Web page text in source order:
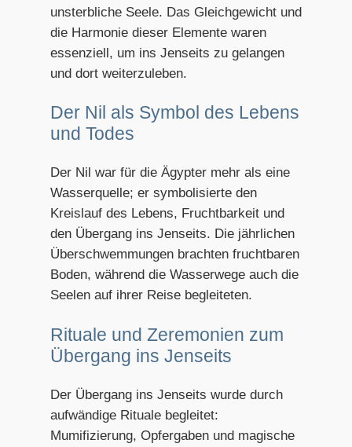
unsterbliche Seele. Das Gleichgewicht und
die Harmonie dieser Elemente waren
essenziell, um ins Jenseits zu gelangen
und dort weiterzuleben.
Der Nil als Symbol des Lebens
und Todes
Der Nil war für die Ägypter mehr als eine
Wasserquelle; er symbolisierte den
Kreislauf des Lebens, Fruchtbarkeit und
den Übergang ins Jenseits. Die jährlichen
Überschwemmungen brachten fruchtbaren
Boden, während die Wasserwege auch die
Seelen auf ihrer Reise begleiteten.
Rituale und Zeremonien zum
Übergang ins Jenseits
Der Übergang ins Jenseits wurde durch
aufwändige Rituale begleitet:
Mumifizierung, Opfergaben und magische